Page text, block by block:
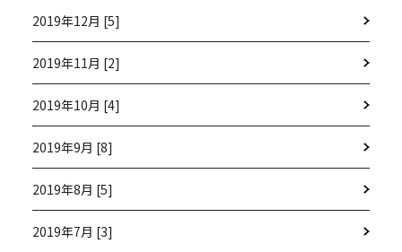
2019年12月 [5]
2019年11月 [2]
2019年10月 [4]
2019年9月 [8]
2019年8月 [5]
2019年7月 [3]